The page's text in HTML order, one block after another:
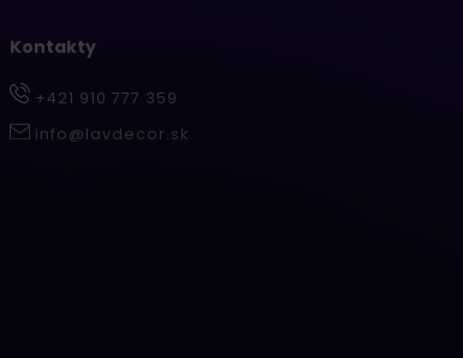
Kontakty
+421 910 777 359
info@lavdecor.sk